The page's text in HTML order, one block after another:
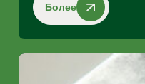
Более